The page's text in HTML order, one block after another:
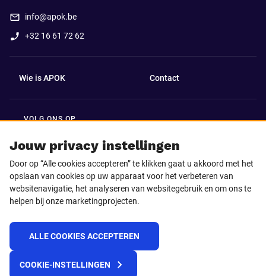
Jouw privacy instellingen
Door op “Alle cookies accepteren” te klikken gaat u akkoord met het
opslaan van cookies op uw apparaat voor het verbeteren van
websitenavigatie, het analyseren van websitegebruik en om ons te
helpen bij onze marketingprojecten.
ALLE COOKIES ACCEPTEREN
COOKIE-INSTELLINGEN
info@apok.be
+32 16 61 72 62
Wie is APOK Contact
VOLG ONS OP
Facebook
Instagram TikTok